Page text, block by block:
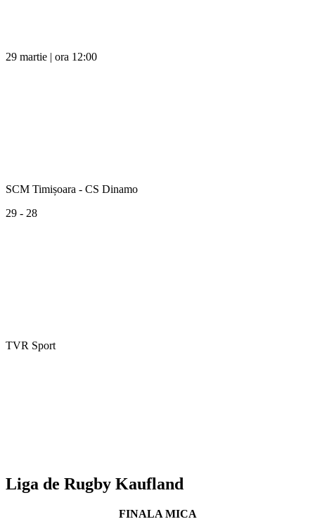
29 martie | ora 12:00
SCM Timișoara - CS Dinamo
29 - 28
TVR Sport
Liga de Rugby Kaufland
FINALA MICA